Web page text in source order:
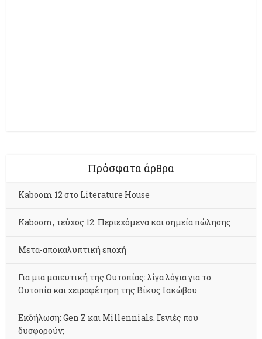
Πρόσφατα άρθρα
Kaboom 12 στο Literature House
Kaboom, τεύχος 12. Περιεχόμενα και σημεία πώλησης
Μετα-αποκαλυπτική εποχή
Για μια μαιευτική της Ουτοπίας: λίγα λόγια για το
Ουτοπία και χειραφέτηση της Βίκυς Ιακώβου
Εκδήλωση: Gen Z και Millennials. Γενιές που
δυσφορούν;